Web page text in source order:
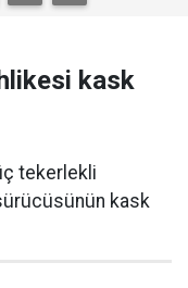
kask
tekerlekli
kask